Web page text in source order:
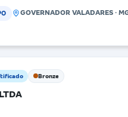
GOVERNADOR VALADARES ·
Bronze